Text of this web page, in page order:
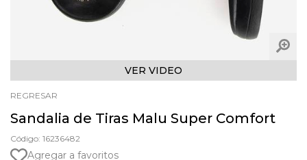
VER VIDEO
REGRESAR
Sandalia de Tiras Malu Super Comfort
Código: 16236482
Agregar a favoritos